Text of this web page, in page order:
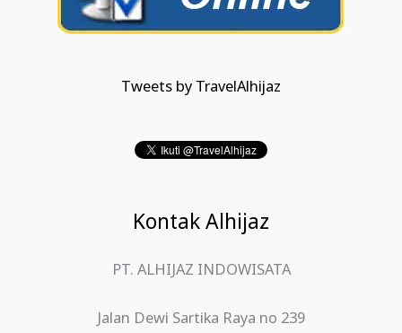
Tweets by TravelAlhijaz
Kontak Alhijaz
PT. ALHIJAZ INDOWISATA
Jalan Dewi Sartika Raya no 239